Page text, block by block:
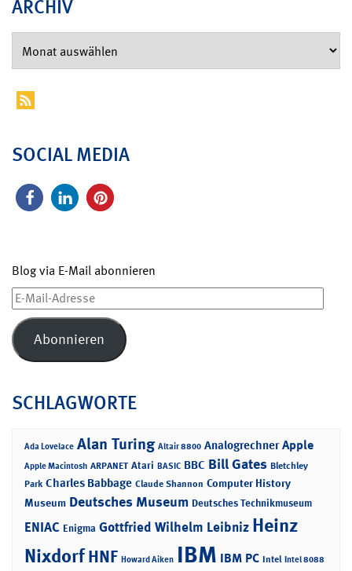
ARCHIV
SOCIAL MEDIA
Blog via E-Mail abonnieren
E-
Mail-
Adresse
Abonnieren
SCHLAGWORTE
Ada Lovelace Alan Turing Altair 8800 Analogrechner Apple
Apple Macintosh ARPANET Atari BASIC BBC Bill Gates Bletchley
Park Charles Babbage Claude Shannon Computer History
Museum Deutsches Museum Deutsches Technikmuseum
ENIAC Enigma Gottfried Wilhelm Leibniz Heinz
NixdorfHNF Howard Aiken IBM IBM PC Intel Intel 8088